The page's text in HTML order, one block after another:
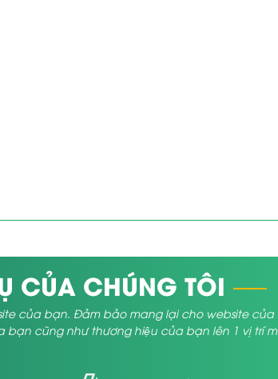
CỦA CHÚNG TÔI
của bạn. Đảm bảo mang lại cho website
bạn cũng như thương hiệu của bạn lên 1 vị trí